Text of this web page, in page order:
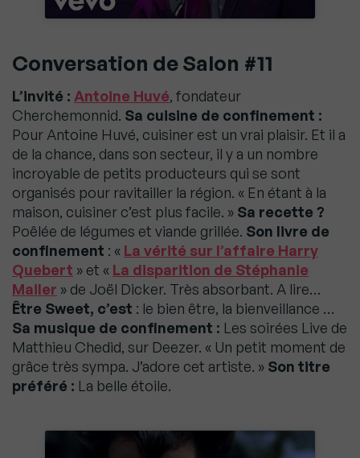
Conversation de Salon #11
L’invité : Antoine Huvé, fondateur
Cherchemonnid. Sa cuisine de confinement :
Pour Antoine Huvé, cuisiner est un vrai plaisir. Et il a
de la chance, dans son secteur, il y a un nombre
incroyable de petits producteurs qui se sont
organisés pour ravitailler la région. « En étant à la
maison, cuisiner c’est plus facile. » Sa recette ?
Poêlée de légumes et viande grillée. Son livre de
confinement : « La vérité sur l’affaire Harry
Quebert » et « La disparition de Stéphanie
Mailer » de Joël Dicker. Très absorbant. A lire…
Être Sweet, c’est : le bien être, la bienveillance …
Sa musique de confinement : Les soirées Live de
Matthieu Chedid, sur Deezer. « Un petit moment de
grâce très sympa. J’adore cet artiste. » Son titre
préféré : La belle étoile.